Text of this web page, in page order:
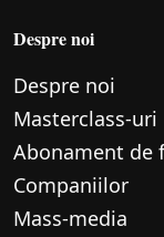
Despre noi
Despre noi
Маsterclass-uri
Abonament de
Companiilor
Mass-media